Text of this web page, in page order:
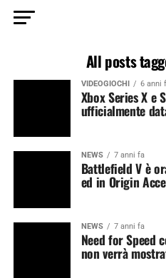
All posts
VIDEOGIOCHI 6 anni
Xbox Series X e
ufficialmente
NEWS 7 anni fa
Battlefield V è
ed in Origin
NEWS 7 anni fa
Need for Speed
non verrà